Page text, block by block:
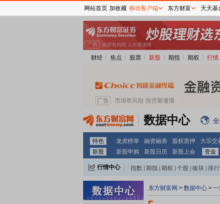
财经 焦点 股票 新股 期指 期权 行情
数据中心
特色 龙虎榜单 融资融券 股权质押 大宗交
新股
新股申购 新股日历 新股上会 资金
行情中心 指数 期指 期权 个股 板块 排行
东方财富网 > 数据中心 > 一
网站首页 加收藏 移动客户端 东方财富 天天基